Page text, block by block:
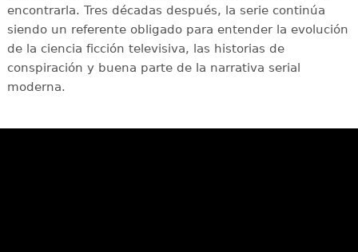
encontrarla. Tres décadas después, la serie continúa
siendo un referente obligado para entender la evolución
de la ciencia ficción televisiva, las historias de
conspiración y buena parte de la narrativa serial
moderna.